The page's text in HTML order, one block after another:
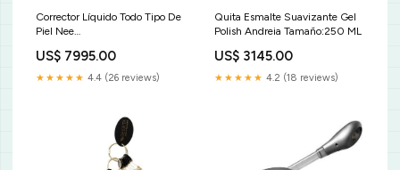
Corrector Líquido Todo Tipo De
Piel Nee
US$ 7995.00
★★★★★ 4.4 (26 reviews)
Quita Esmalte Suavizante Gel
Polish Andreia Tamaño:250 ML
US$ 3145.00
★★★★★ 4.2 (18 reviews)